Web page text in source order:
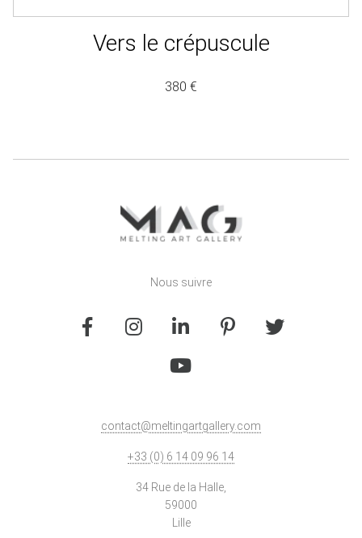
Vers le crépuscule
380 €
Nous suivre
contact@meltingartgallery.com
+33 (0) 6 14 09 96 14
34 Rue de la Halle,
59000
Lille